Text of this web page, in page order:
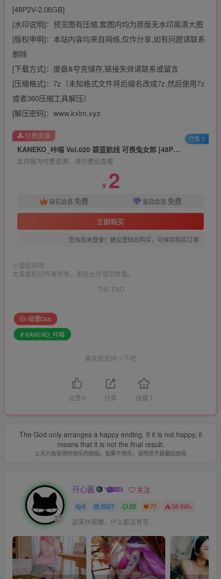
[48P2V-2.06GB]
[水印说明]：预览图有压缩,套图内均为原版无水印高清大图
[版权申明]：本站内容均来自网络,仅作分享,如有问题请联系
删除
[下载方式]：度盘&夸克储存,链接失效请联系或留言
[压缩格式]：7z（未知格式文件将后缀名改成7z,然后使用7z
或者360压缩工具解压）
[解压密码]：www.kxlm.xyz
KANEKO_咔喵 Vol.020 碧蓝航线 可畏兔女郎 [48P2V-2.06GB]
此内容为付费资源，请付费后查看
￥ 2
钻石会员 免费 皇冠会员 免费
立即购买
您当前未登录！建议登陆后购买，可保存购买订单
付费资源 已售 1
© 版权声明
文章版权归作者所有，未经允许请勿转载。
THE END
动漫Cos
# KANEKO_咔喵
喜欢就支持一下吧
点赞 0 分享 收藏 1
The God only arranges a happy ending. If it is not happy, it
means that it is not the final result.
上天只会安排的快乐的结局。如果不快乐，说明还不是最后结局
开心酱 关注
0 3507 20 77 58.9W+
这家伙很懒，什么都没有写...